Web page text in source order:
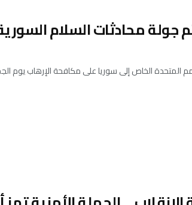
جولة محادثات السلام
المتحدة الخاص إلى سوريا على مكافحة الإرهاب يوم